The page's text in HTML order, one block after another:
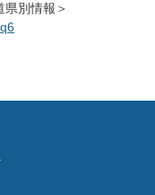
別情報＞